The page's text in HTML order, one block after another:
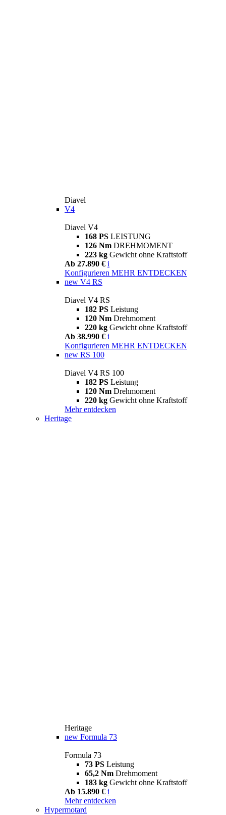
Diavel
V4
Diavel V4
168 PS LEISTUNG
126 Nm DREHMOMENT
223 kg Gewicht ohne Kraftstoff
Ab 27.890 € i
Konfigurieren MEHR ENTDECKEN
new V4 RS
Diavel V4 RS
182 PS Leistung
120 Nm Drehmoment
220 kg Gewicht ohne Kraftstoff
Ab 38.990 € i
Konfigurieren MEHR ENTDECKEN
new RS 100
Diavel V4 RS 100
182 PS Leistung
120 Nm Drehmoment
220 kg Gewicht ohne Kraftstoff
Mehr entdecken
Heritage
Heritage
new Formula 73
Formula 73
73 PS Leistung
65,2 Nm Drehmoment
183 kg Gewicht ohne Kraftstoff
Ab 15.890 € i
Mehr entdecken
Hypermotard